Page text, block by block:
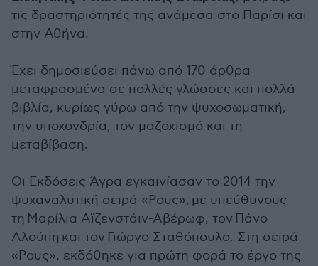
τις δραστηριότητές της ανάμεσα στο Παρίσι και
στην Αθήνα.
Έχει δημοσιεύσει πάνω από 170 άρθρα
μεταφρασμένα σε πολλές γλώσσες και πολλά
βιβλία, κυρίως γύρω από την ψυχοσωματική,
την υποχονδρία, τον μαζοχισμό και τη
μεταβίβαση.
Οι Εκδόσεις Άγρα εγκαινίασαν το 2014 την
ψυχαναλυτική σειρά «Ρους», με υπεύθυνους
τη Μαρίλια Αϊζενστάιν-Αβέρωφ, τον Πάνο
Αλούπη και τον Γιώργο Σταθόπουλο. Στη σειρά
«Ρους», εκδόθηκε για πρώτη φορά το έργο της